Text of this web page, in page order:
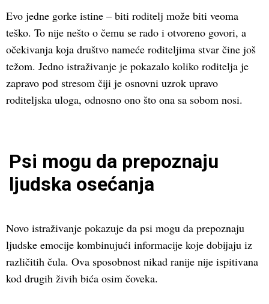
Evo jedne gorke istine – biti roditelj može biti veoma
teško. To nije nešto o čemu se rado i otvoreno govori, a
očekivanja koja društvo nameće roditeljima stvar čine još
težom. Jedno istraživanje je pokazalo koliko roditelja je
zapravo pod stresom čiji je osnovni uzrok upravo
roditeljska uloga, odnosno ono što ona sa sobom nosi.
Psi mogu da prepoznaju
ljudska osećanja
Novo istraživanje pokazuje da psi mogu da prepoznaju
ljudske emocije kombinujući informacije koje dobijaju iz
različitih čula. Ova sposobnost nikad ranije nije ispitivana
kod drugih živih bića osim čoveka.